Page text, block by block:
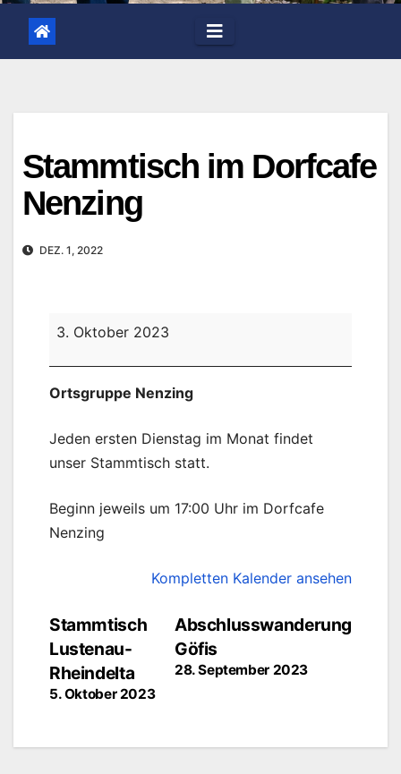
Stammtisch im Dorfcafe
Nenzing
DEZ. 1, 2022
Stammtisch
Dorfcafe
Nenzing
3. Oktober 2023
Ortsgruppe Nenzing
Jeden ersten Dienstag im Monat findet
unser Stammtisch statt.
Beginn jeweils um 17:00 Uhr im Dorfcafe
Nenzing
Kompletten Kalender ansehen
BeitragsnavigationAbschlusswanderung
Göfis
28. September 2023
Stammtisch
Lustenau-
Rheindelta
5. Oktober 2023